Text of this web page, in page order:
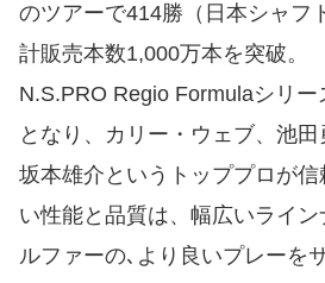
のツアーで414勝（日本シャフ
計販売本数1,000万本を突破。
N.S.PRO Regio Formulaシリー
となり、カリー・ウェブ、池田
坂本雄介というトッププロが
い性能と品質は、幅広いライ
ルファーの､より良いプレーを